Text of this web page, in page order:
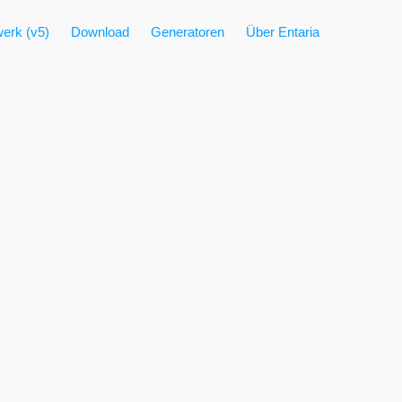
(v5) Download Generatoren Über Entaria